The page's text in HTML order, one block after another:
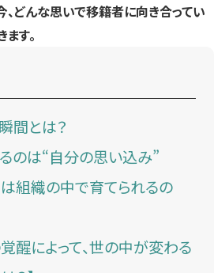
、どんな思いで移籍者に向き合ってい
す。
間とは？
のは“自分の思い込み”
組織の中で育てられるの
によって、世の中が変わる